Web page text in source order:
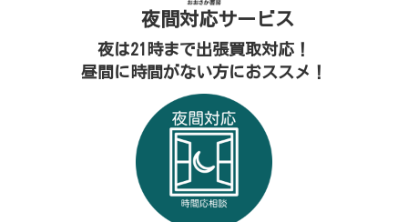
夜間対応サービス
夜は21時まで出張買取対応！
昼間に時間がない方におススメ！